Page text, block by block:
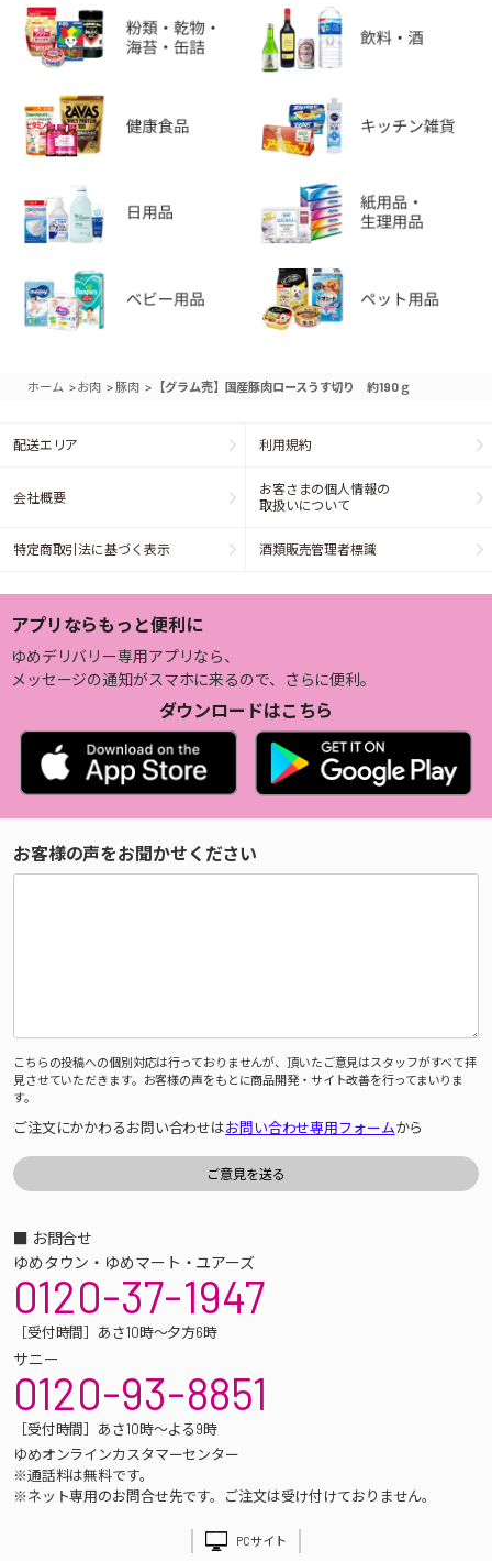
ホーム >お肉 >豚肉 > 【グラム売】国産豚肉ロースうす切り 約190ｇ
配送エリア 利用規約
会社概要
お客さまの個人情報の
取扱いについて
特定商取引法に基づく表示 酒類販売管理者標識
アプリならもっと便利に
ゆめデリバリー専用アプリなら、
メッセージの通知がスマホに来るので、さらに便利。
ダウンロードはこちら
お客様の声をお聞かせください
こちらの投稿への個別対応は行っておりませんが、頂いたご意見はスタッフがすべて拝
見させていただきます。お客様の声をもとに商品開発・サイト改善を行ってまいりま
す。
ご注文にかかわるお問い合わせはお問い合わせ専用フォームから
■ お問合せ
ゆめタウン・ゆめマート・ユアーズ
0120-37-1947
［受付時間］あさ10時～夕方6時
サニー
0120-93-8851
［受付時間］あさ10時～よる9時
ゆめオンラインカスタマーセンター
※通話料は無料です。
※ネット専用のお問合せ先です。ご注文は受け付けておりません。
PCサイト